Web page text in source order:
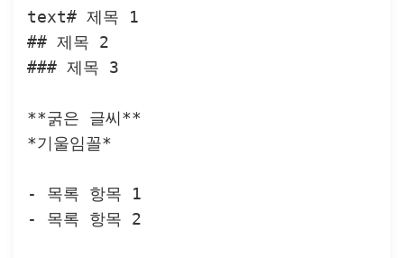
text# 제목 1
## 제목 2
### 제목 3
**굵은 글씨**
*기울임꼴*
- 목록 항목 1
- 목록 항목 2